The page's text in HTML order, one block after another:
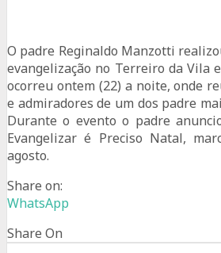
O padre Reginaldo Manzotti
evangelização no Terreiro da Vila
ocorreu ontem (22) a noite, onde
e admiradores de um dos padre
Durante o evento o padre
Evangelizar é Preciso Natal,
agosto.
Share on:
WhatsApp
Share On